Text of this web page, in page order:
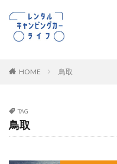
HOME 鳥取
TAG
鳥取